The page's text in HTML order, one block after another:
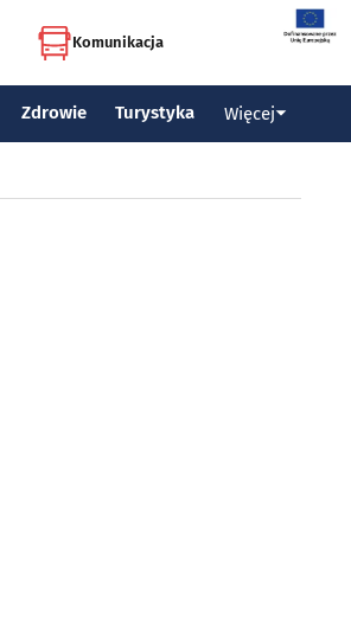
Komunikacja
Zdrowie Turystyka Więcej